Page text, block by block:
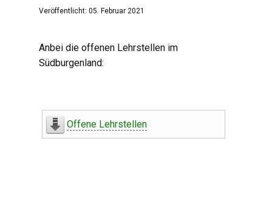
Veröffentlicht: 05. Februar 2021
Anbei die offenen Lehrstellen im
Südburgenland:
Offene Lehrstellen